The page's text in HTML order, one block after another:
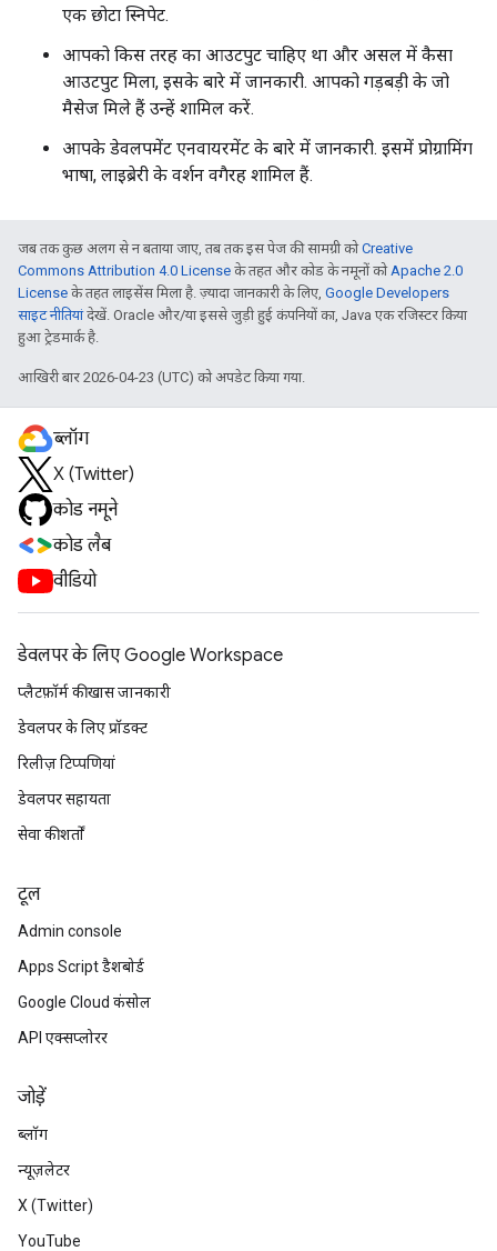
एक छोटा स्निपेट.
आपको किस तरह का आउटपुट चाहिए था और असल में कैसा
आउटपुट मिला, इसके बारे में जानकारी. आपको गड़बड़ी के जो
मैसेज मिले हैं उन्हें शामिल करें.
आपके डेवलपमेंट एनवायरमेंट के बारे में जानकारी. इसमें प्रोग्रामिंग
भाषा, लाइब्रेरी के वर्शन वगैरह शामिल हैं.
जब तक कुछ अलग से न बताया जाए, तब तक इस पेज की सामग्री कोCreative
Commons Attribution 4.0 License के तहत और कोड के नमूनों कोApache 2.0
License के तहत लाइसेंस मिला है. ज़्यादा जानकारी के लिए, Google Developers
साइट नीतियांदेखें. Oracle और/या इससे जुड़ी हुई कंपनियों का, Java एक रजिस्टर किया
हुआ ट्रेडमार्क है.
आखिरी बार 2026-04-23 (UTC) को अपडेट किया गया.
ब्लॉग
X (Twitter)
कोड नमूने
कोड लैब
वीडियो
डेवलपर के लिए Google Workspace
प्लैटफ़ॉर्म की खास जानकारी
डेवलपर के लिए प्रॉडक्ट
रिलीज़ टिप्पणियां
डेवलपर सहायता
सेवा की शर्तों
टूल
Admin console
Apps Script डैशबोर्ड
Google Cloud कंसोल
API एक्सप्लोरर
जोड़ें
ब्लॉग
न्यूज़लेटर
X (Twitter)
YouTube